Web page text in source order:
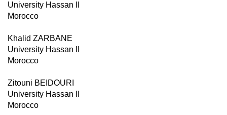
University Hassan II
Morocco
Khalid ZARBANE
University Hassan II
Morocco
Zitouni BEIDOURI
University Hassan II
Morocco